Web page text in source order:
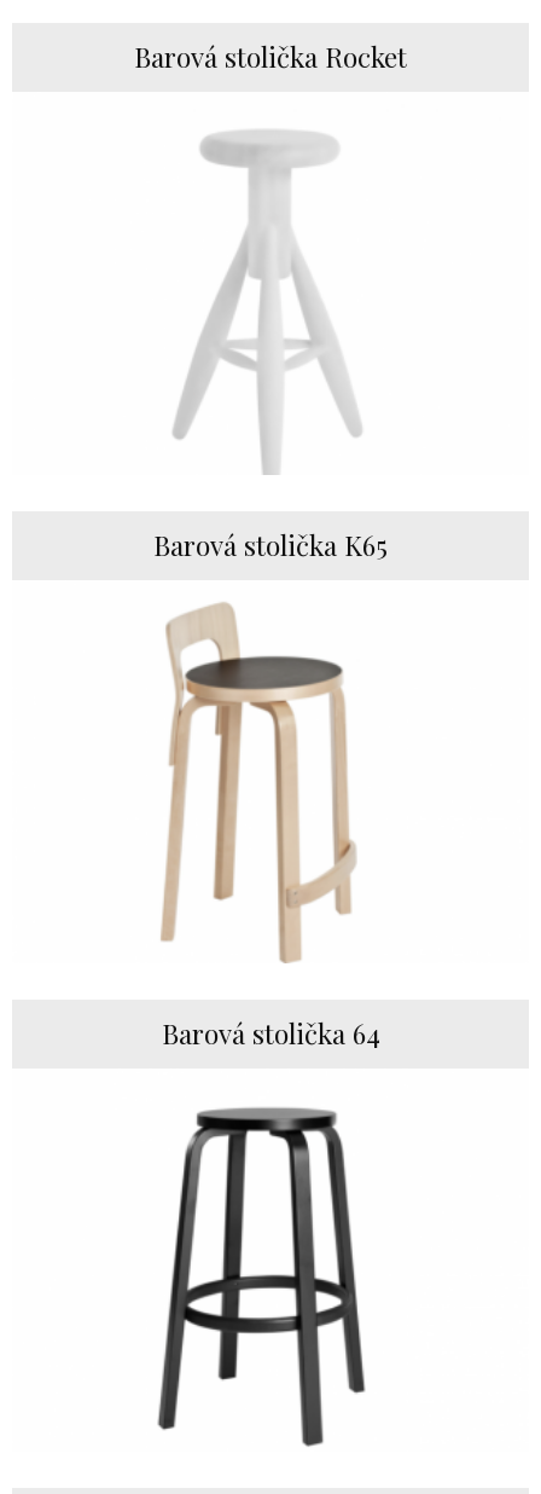
Barová stolička Rocket
Barová stolička K65
Barová stolička 64